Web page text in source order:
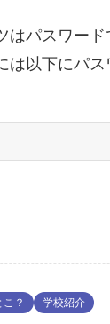
はパスワード
は以下にパス
？ 学校紹介